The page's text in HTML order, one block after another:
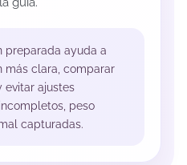
preparada ayuda a
más clara, comparar
evitar ajustes
peso
capturadas.